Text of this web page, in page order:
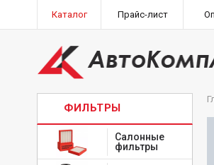
Каталог Прайс-лист
ФИЛЬТРЫ
Салонные
фильтры